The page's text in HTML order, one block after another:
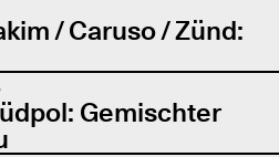
/ Caruso / Zünd:
Gemischter